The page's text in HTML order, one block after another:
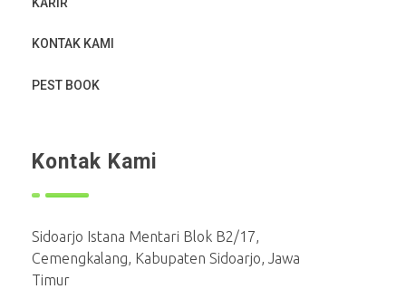
KONTAK KAMI
PEST BOOK
Kontak Kami
Sidoarjo Istana Mentari Blok B2/17,
Cemengkalang, Kabupaten Sidoarjo, Jawa
Timur